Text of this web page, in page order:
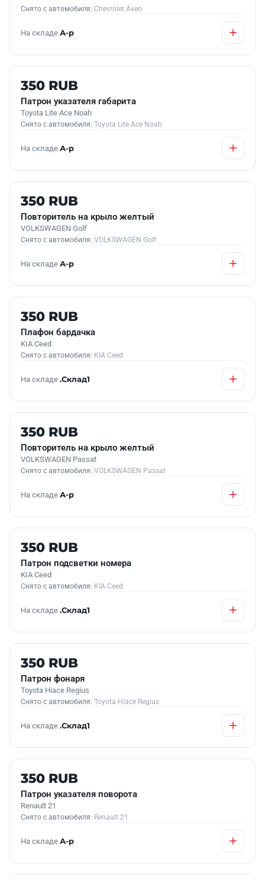
Снято с автомобиля: Chevrolet Aveo
На складе А-р
Б/У В НАЛИЧИИ
350 RUB
Патрон указателя габарита
Toyota Lite Ace Noah
Снято с автомобиля: Toyota Lite Ace Noah
На складе А-р
Б/У В НАЛИЧИИ
350 RUB
Повторитель на крыло желтый
VOLKSWAGEN Golf
Снято с автомобиля: VOLKSWAGEN Golf
На складе А-р
Б/У В НАЛИЧИИ
350 RUB
Плафон бардачка
KIA Ceed
Снято с автомобиля: KIA Ceed
На складе .Склад1
Б/У В НАЛИЧИИ
350 RUB
Повторитель на крыло желтый
VOLKSWAGEN Passat
Снято с автомобиля: VOLKSWAGEN Passat
На складе А-р
Б/У В НАЛИЧИИ
350 RUB
Патрон подсветки номера
KIA Ceed
Снято с автомобиля: KIA Ceed
На складе .Склад1
Б/У В НАЛИЧИИ
350 RUB
Патрон фонаря
Toyota Hiace Regius
Снято с автомобиля: Toyota Hiace Regius
На складе .Склад1
Б/У В НАЛИЧИИ
350 RUB
Патрон указателя поворота
Renault 21
Снято с автомобиля: Renault 21
На складе А-р